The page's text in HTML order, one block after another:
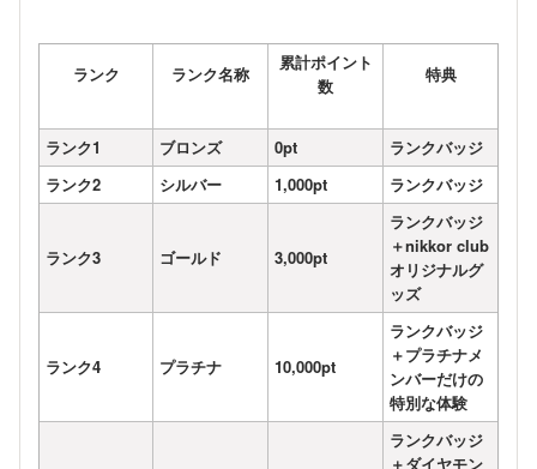
ランク ランク名称
累計ポイント
数
特典
ランク1 ブロンズ 0pt
ランクバッジ
ランク2
シルバー 1,000pt ランクバッジ
ランク3 ゴールド 3,000pt
ランクバッジ
＋nikkor club
オリジナルグ
ッズ
ランク4 プラチナ 10,000pt
ランクバッジ
＋プラチナメ
ンバーだけの
特別な体験
ランクバッジ
＋ダイヤモン